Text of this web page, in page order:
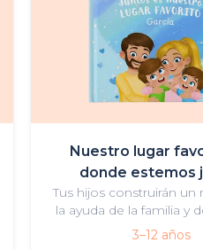
Nuestro lugar
donde estemos
Tus hijos construirán un
la ayuda de la familia y
gracias al trabajo en
3–12 años